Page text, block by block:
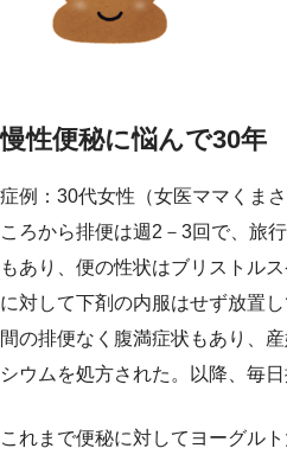
慢性便秘に悩んで30年
症例：30代女性（女医ママくま
ころから排便は週2－3回で、旅
もあり、便の性状はブリストル
に対して下剤の内服はせず放置
間の排便なく腹満症状もあり、
シウムを処方された。以降、毎日
これまで便秘に対してヨーグル